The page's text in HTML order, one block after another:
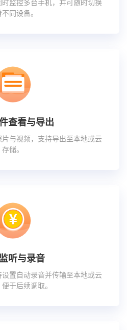
监控多台手机，并可随时切换
同设备。
查看与导出
与视频，支持导出至本地或云
存储。
听与录音
置自动录音并传输至本地或云
于后续调取。